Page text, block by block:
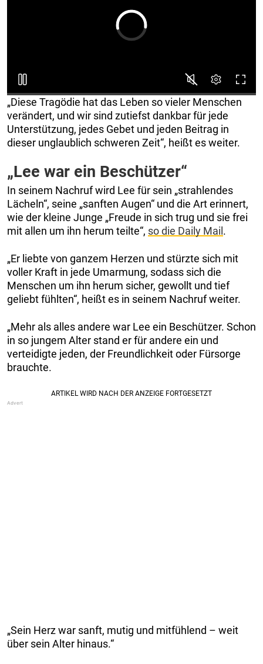
„Diese Tragödie hat das Leben so vieler Menschen
verändert, und wir sind zutiefst dankbar für jede
Unterstützung, jedes Gebet und jeden Beitrag in
dieser unglaublich schweren Zeit“, heißt es weiter.
„Lee war ein Beschützer“
In seinem Nachruf wird Lee für sein „strahlendes
Lächeln“, seine „sanften Augen“ und die Art erinnert,
wie der kleine Junge „Freude in sich trug und sie frei
mit allen um ihn herum teilte“, so die Daily Mail .
„Er liebte von ganzem Herzen und stürzte sich mit
voller Kraft in jede Umarmung, sodass sich die
Menschen um ihn herum sicher, gewollt und tief
geliebt fühlten“, heißt es in seinem Nachruf weiter.
„Mehr als alles andere war Lee ein Beschützer. Schon
in so jungem Alter stand er für andere ein und
verteidigte jeden, der Freundlichkeit oder Fürsorge
brauchte.
„Sein Herz war sanft, mutig und mitfühlend – weit
über sein Alter hinaus.“